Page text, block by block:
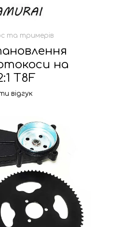
та тримерів
на
T8F
відгук